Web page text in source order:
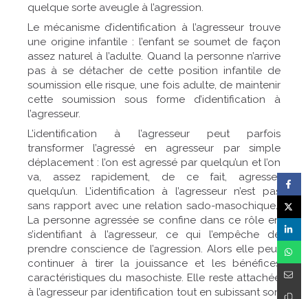
quelque sorte aveugle à l’agression.
Le mécanisme d’identification à l’agresseur trouve
une origine infantile : l’enfant se soumet de façon
assez naturel à l’adulte. Quand la personne n’arrive
pas à se détacher de cette position infantile de
soumission elle risque, une fois adulte, de maintenir
cette soumission sous forme d’identification à
l’agresseur.
L’identification à l’agresseur peut parfois
transformer l’agressé en agresseur par simple
déplacement : l’on est agressé par quelqu’un et l’on
va, assez rapidement, de ce fait, agresser
quelqu’un. L’identification à l’agresseur n’est pas
sans rapport avec une relation sado-masochique.
La personne agressée se confine dans ce rôle en
s’identifiant à l’agresseur, ce qui l’empêche de
prendre conscience de l’agression. Alors elle peut
continuer à tirer la jouissance et les bénéfices
caractéristiques du masochiste. Elle reste attachée
à l’agresseur par identification tout en subissant son